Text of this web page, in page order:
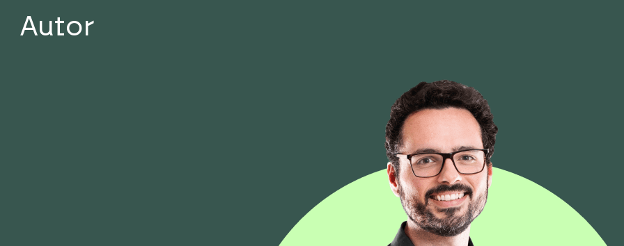
Autor